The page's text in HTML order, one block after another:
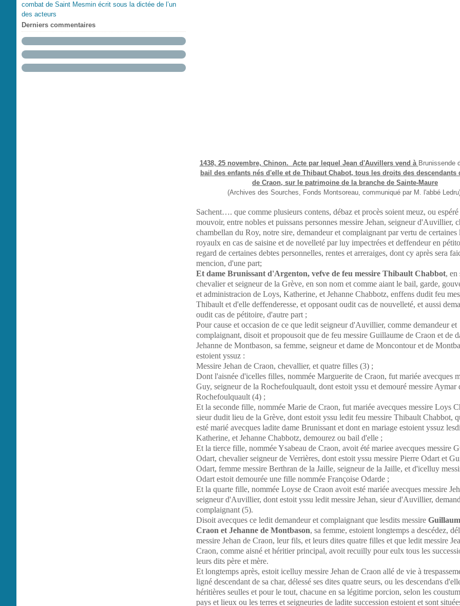
combat de Saint Mesmin écrit sous la dictée de l’un
des acteurs
Derniers commentaires
1438, 25 novembre, Chinon. Acte par lequel Jean d'Auvillers vend à Brunissende
bail des enfants nés d'elle et de Thibaut Chabot, tous les droits des descendants
de Craon, sur le patrimoine de la branche de Sainte-Maure
(Archives des Sourches, Fonds Montsoreau, communiqué par M. l'abbé
Sachent…. que comme plusieurs contens, débaz et procès soient meuz, ou espéré
mouvoir, entre nobles et puissans personnes messire Jehan, seigneur d'Auvillier,
chambellan du Roy, notre sire, demandeur et complaignant par vertu de certaines
royaulx en cas de saisine et de novelleté par luy impectrées et deffendeur en
regard de certaines debtes personnelles, rentes et arreraiges, dont cy après sera
mencion, d'une part;
Et dame Brunissant d'Argenton, vefve de feu messire Thibault Chabbot, en
chevalier et seigneur de la Grève, en son nom et comme aiant le bail, garde,
et administracion de Loys, Katherine, et Jehanne Chabbotz, enffens dudit feu
Thibault et d'elle deffenderesse, et opposant oudit cas de nouvelleté, et aussi
oudit cas de pétitoire, d'autre part ;
Pour cause et occasion de ce que ledit seigneur d'Auvillier, comme demandeur et
complaignant, disoit et propousoit que de feu messire Guillaume de Craon et de
Jehanne de Montbason, sa femme, seigneur et dame de Moncontour et de
estoient yssuz :
Messire Jehan de Craon, chevallier, et quatre filles (3) ;
Dont l'aisnée d'icelles filles, nommée Marguerite de Craon, fut mariée avecques
Guy, seigneur de la Rochefoulquault, dont estoit yssu et demouré messire Aymar
Rochefoulquault (4) ;
Et la seconde fille, nommée Marie de Craon, fut mariée avecques messire Loys
sieur dudit lieu de la Grève, dont estoit yssu ledit feu messire Thibault Chabbot,
esté marié avecques ladite dame Brunissant et dont en mariage estoient yssuz
Katherine, et Jehanne Chabbotz, demourez ou bail d'elle ;
Et la tierce fille, nommée Ysabeau de Craon, avoit été mariee avecques messire
Odart, chevalier seigneur de Verrières, dont estoit yssu messire Pierre Odart et
Odart, femme messire Berthran de la Jaille, seigneur de la Jaille, et d'icelluy
Odart estoit demourée une fille nommée Françoise Odarde ;
Et la quarte fille, nommée Loyse de Craon avoit esté mariée avecques messire
seigneur d'Auvillier, dont estoit yssu ledit messire Jehan, sieur d'Auvillier,
complaignant (5).
Disoit avecques ce ledit demandeur et complaignant que lesdits messire
Craon et Jehanne de Montbason, sa femme, estoient longtemps a descédez,
messire Jehan de Craon, leur fils, et leurs dites quatre filles et que ledit messire
Craon, comme aisné et héritier principal, avoit recuilly pour eulx tous les
leurs dits père et mère.
Et longtemps après, estoit icelluy messire Jehan de Craon allé de vie à
ligné descendant de sa char, délessé ses dites quatre seurs, ou les descendans
héritières seulles et pour le tout, chacune en sa légitime porcion, selon les
pays et lieux ou les terres et seigneuries de ladite succession estoient et sont